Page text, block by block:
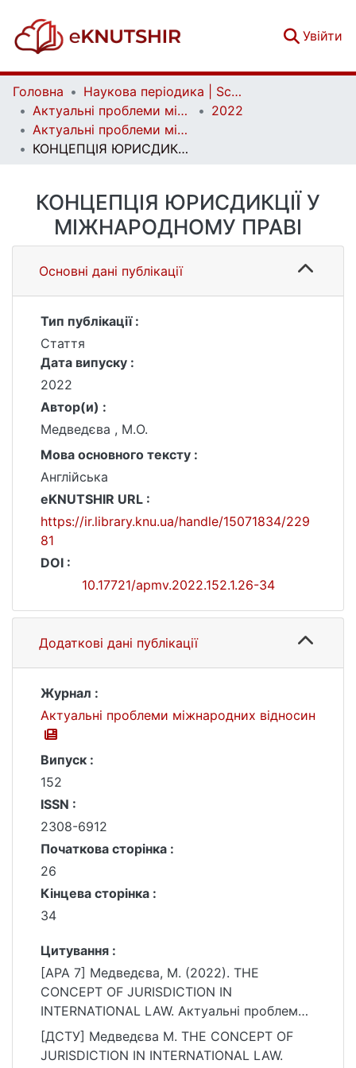
Увійти
Головна
Наукова періодика | Scientific periodicals
Актуальні проблеми міжнародних відносин | Аctual Problems of International Relations
2022
Актуальні проблеми міжнародних відносин. Вип. 152
КОНЦЕПЦІЯ ЮРИСДИКЦІЇ У МІЖНАРОДНОМУ ПРАВІ
КОНЦЕПЦІЯ ЮРИСДИКЦІЇ У
МІЖНАРОДНОМУ ПРАВІ
Основні дані публікації
Тип публікації :
Стаття
Дата випуску :
2022
Автор(и) :
Медведєва , М.О.
Мова основного тексту :
Англійська
eKNUTSHIR URL :
https://ir.library.knu.ua/handle/15071834/229
81
DOI :
10.17721/apmv.2022.152.1.26-34
Додаткові дані публікації
Журнал :
Актуальні проблеми міжнародних відносин
Випуск :
152
ISSN :
2308-6912
Початкова сторінка :
26
Кінцева сторінка :
34
Цитування :
[APA 7] Медведєва, М. (2022). THE
CONCEPT OF JURISDICTION IN
INTERNATIONAL LAW. Актуальні проблеми
міжнародних відносин, (152), 26–34.
https://doi.org/10.17721/apmv.2022.152.1.26-
[ДСТУ] Медведєва М. THE CONCEPT OF
JURISDICTION IN INTERNATIONAL LAW.